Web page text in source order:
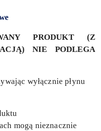
PRODUKT (Z
NIE PODLEGA
wyłącznie płynu
mogą nieznacznie